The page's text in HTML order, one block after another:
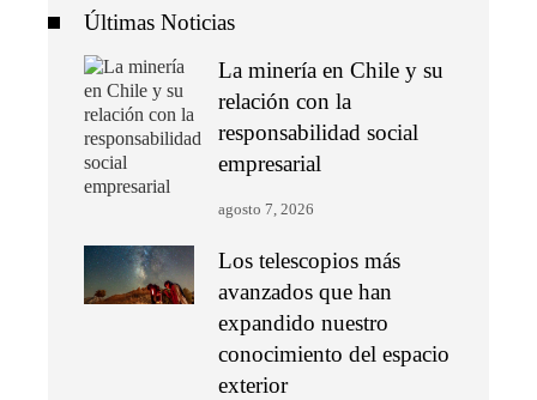
Últimas Noticias
La minería en Chile y su
relación con la
responsabilidad social
empresarial
agosto 7, 2026
Los telescopios más
avanzados que han
expandido nuestro
conocimiento del espacio
exterior